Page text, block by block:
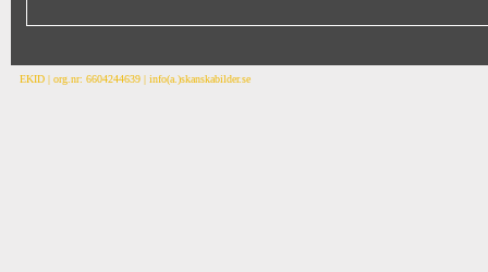
EKID | org.nr: 6604244639 | info(a.)skanskabilder.se